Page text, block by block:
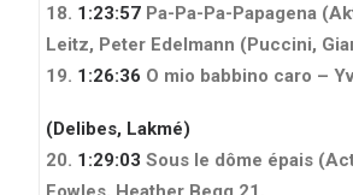
18. 1:23:57 Pa-Pa-Pa-Papagena
Leitz, Peter Edelmann (Puccini,
19. 1:26:36 O mio babbino caro –
(Delibes, Lakmé)
20. 1:29:03 Sous le dôme épais